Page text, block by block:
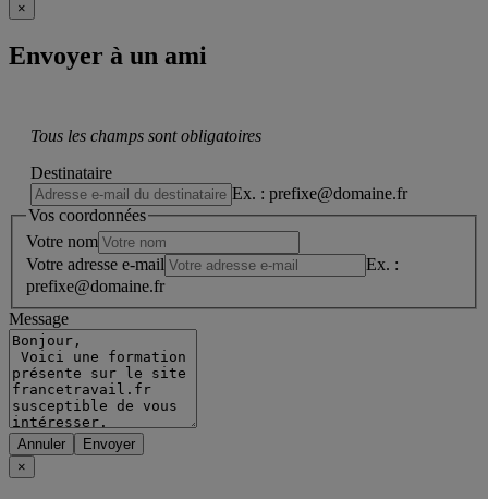
×
Envoyer à un ami
Tous les champs sont obligatoires
Destinataire
Ex. : prefixe@domaine.fr
Vos coordonnées
Votre nom
Votre adresse e-mail
Ex. :
prefixe@domaine.fr
Message
Annuler
×